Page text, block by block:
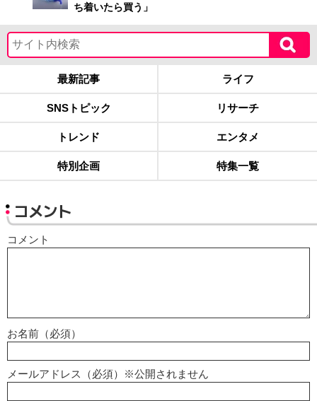
ち着いたら買う」
最新記事 ライフ
SNSトピック リサーチ
トレンド エンタメ
特別企画 特集一覧
コメント
コメント
お名前（必須）
メールアドレス（必須）※公開されません